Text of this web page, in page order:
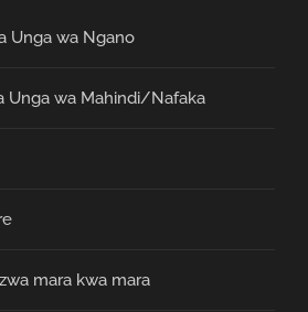
Unga wa Ngano
Unga wa Mahindi/Nafaka
mara kwa mara